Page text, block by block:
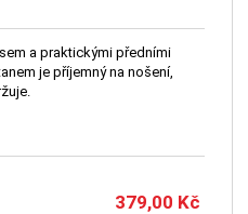
a praktickými předními
je příjemný na nošení,
379,00 Kč